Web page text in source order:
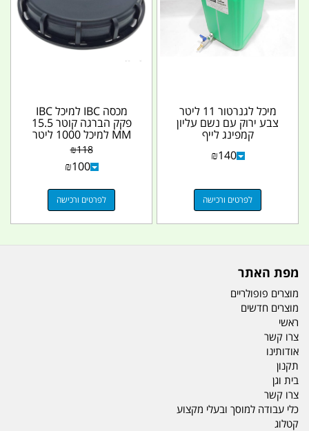
מיכל לגנרטור 11 ליטר
צבע ירוק עם נשם עליון
קמפינג לייף
₪140
לפרטים ורכישה
מכסה IBC למיכל IBC
פקק הברגה קוטר 15.5
MM למיכל 1000 ליטר
צבע שחור תוצרת
איטליה...
₪118
₪100
לפרטים ורכישה
מפת האתר
מוצרים פופולריים
מוצרים חדשים
ראשי
צרו קשר
אודותינו
תקנון
בית וגן
צרו קשר
כלי עבודה למוסך ובעלי מקצוע
קטלוג